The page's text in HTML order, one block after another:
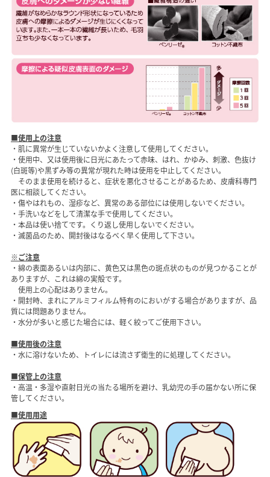
■使用上の注意
・肌に異常が生じていないかよく注意して使用してください。
・使用中、又は使用後に日光にあたって赤味、はれ、かゆみ、刺激、色抜け
(白斑等)や黒ずみ等の異常が現れた時は使用を中止してください。
そのまま使用を続けると、症状を悪化させることがあるため、皮膚科専門
医に相談してください。
・傷やはれもの、湿疹など、異常のある部位には使用しないでください。
・手洗いなどをして清潔な手で使用してください。
・本品は使い捨てです。くり返し使用しないでください。
・滅菌品のため、開封後はなるべく早く使用して下さい。
※ご注意
・綿の表面あるいは内部に、黄色又は黒色の斑点状のものが見つかることが
ありますが、これは綿の実殻です。
使用上の心配はありません。
・開封時、まれにアルミフィルム特有のにおいがする場合がありますが、品
質には問題ありません。
・水分が多いと感じた場合には、軽く絞ってご使用下さい。
■使用後の注意
・水に溶けないため、トイレには流さず衛生的に処理してください。
■保管上の注意
・高温・多湿や直射日光の当たる場所を避け、乳幼児の手の届かない所に保
管してください。
■使用用途